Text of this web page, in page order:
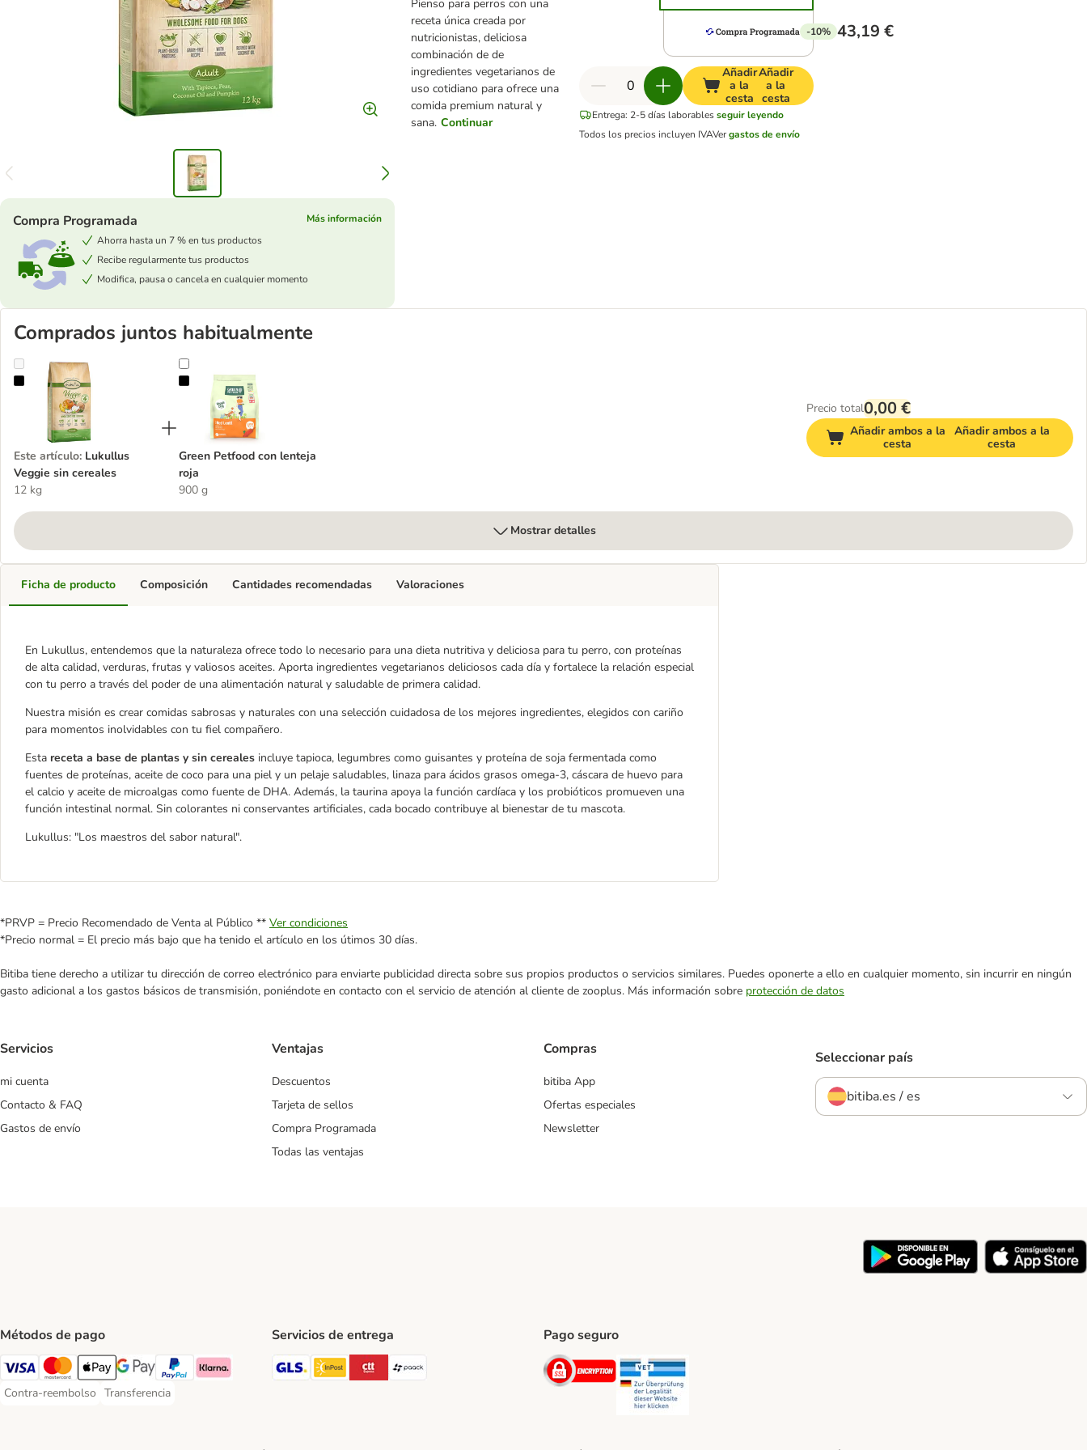
Pienso para perros con una
receta única creada por
nutricionistas, deliciosa
combinación de de
ingredientes vegetarianos de
uso cotidiano para ofrece una
comida premium natural y
sana. Continuar
Compra Programada
Más información
Ahorra hasta un 7 % en tus productos
Recibe regularmente tus productos
Modifica, pausa o cancela en cualquier momento
-10% 43,19 €
Añadir
a la
cesta
Añadir
a la
cesta
Entrega: 2-5 días laborables seguir leyendo
Todos los precios incluyen IVAVergastos de envío
Comprados juntos habitualmente
Lukullus Veggie sin cereales
Este artículo: Lukullus
Veggie sin cereales
12 kg
Green Petfood con lenteja roja
Green Petfood con lenteja
roja
900 g
Precio total0,00 €
Añadir ambos a la
cesta
Añadir ambos a la
cesta
Mostrar detalles
Ficha de producto
En Lukullus, entendemos que la naturaleza ofrece todo lo necesario para una dieta nutritiva y deliciosa para tu perro, con proteínas
de alta calidad, verduras, frutas y valiosos aceites. Aporta ingredientes vegetarianos deliciosos cada día y fortalece la relación especial
con tu perro a través del poder de una alimentación natural y saludable de primera calidad.
Nuestra misión es crear comidas sabrosas y naturales con una selección cuidadosa de los mejores ingredientes, elegidos con cariño
para momentos inolvidables con tu fiel compañero.
Esta receta a base de plantas y sin cereales incluye tapioca, legumbres como guisantes y proteína de soja fermentada como
fuentes de proteínas, aceite de coco para una piel y un pelaje saludables, linaza para ácidos grasos omega-3, cáscara de huevo para
el calcio y aceite de microalgas como fuente de DHA. Además, la taurina apoya la función cardíaca y los probióticos promueven una
función intestinal normal. Sin colorantes ni conservantes artificiales, cada bocado contribuye al bienestar de tu mascota.
Lukullus: "Los maestros del sabor natural".
Composición Cantidades recomendadas Valoraciones
*PRVP = Precio Recomendado de Venta al Público ** Ver condiciones
*Precio normal = El precio más bajo que ha tenido el artículo en los útimos 30 días.
Bitiba tiene derecho a utilizar tu dirección de correo electrónico para enviarte publicidad directa sobre sus propios productos o servicios similares. Puedes oponerte a ello en cualquier momento, sin incurrir en ningún
gasto adicional a los gastos básicos de transmisión, poniéndote en contacto con el servicio de atención al cliente de zooplus. Más información sobre protección de datos
Servicios
mi cuenta
Contacto & FAQ
Gastos de envío
Ventajas
Descuentos
Tarjeta de sellos
Compra Programada
Todas las ventajas
Compras
bitiba App
Ofertas especiales
Newsletter
Seleccionar país
bitiba.es / es
Métodos de pago
Visa Payment Method
Mastercard Payment Method
Apple Pay Payment Method
Google Pay Payment Method
PayPal Payment Method
Klarna Payment Method
Contra-reembolso
Contra-reembolso Payment Method
Transferencia
Transferencia Payment Method
Servicios de entrega
GLS Shipping Method
InPost Shipping Method
CTTExpress Shipping Method
paack Shipping Method
Pago seguro
Security